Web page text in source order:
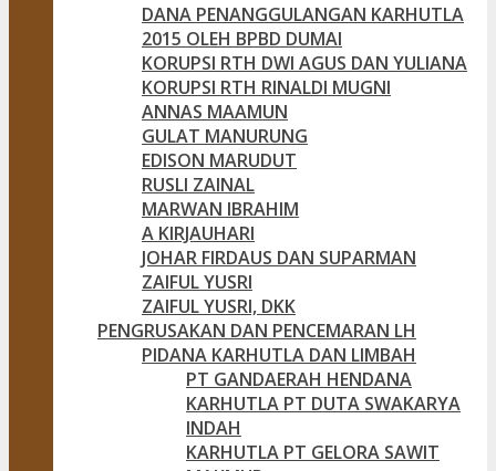
DANA PENANGGULANGAN KARHUTLA
2015 OLEH BPBD DUMAI
KORUPSI RTH DWI AGUS DAN YULIANA
KORUPSI RTH RINALDI MUGNI
ANNAS MAAMUN
GULAT MANURUNG
EDISON MARUDUT
RUSLI ZAINAL
MARWAN IBRAHIM
A KIRJAUHARI
JOHAR FIRDAUS DAN SUPARMAN
ZAIFUL YUSRI
ZAIFUL YUSRI, DKK
PENGRUSAKAN DAN PENCEMARAN LH
PIDANA KARHUTLA DAN LIMBAH
PT GANDAERAH HENDANA
KARHUTLA PT DUTA SWAKARYA
INDAH
KARHUTLA PT GELORA SAWIT